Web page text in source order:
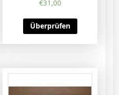
€31,00
Überprüfen